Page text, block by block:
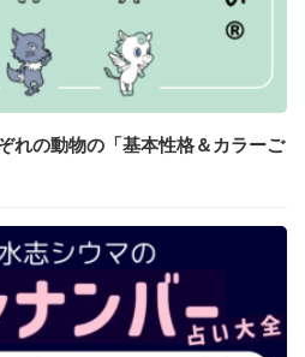
れの動物の「基本性格＆カラーご